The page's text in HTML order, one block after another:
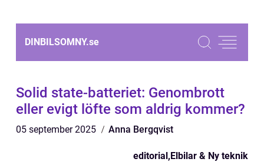
DINBILSOMNY.se
Solid state-batteriet: Genombrott
eller evigt löfte som aldrig kommer?
05 september 2025 Anna Bergqvist
editorial,Elbilar & Ny teknik